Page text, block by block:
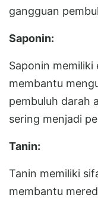
gangguan
Saponin:
Saponin
membantu
pembuluh darah
sering menjadi
Tanin:
Tanin memiliki
membantu